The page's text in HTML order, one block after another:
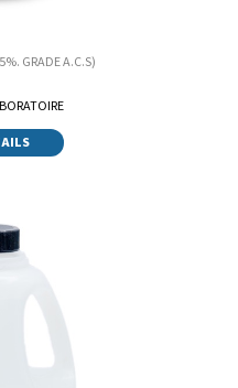
GRADE A.C.S)